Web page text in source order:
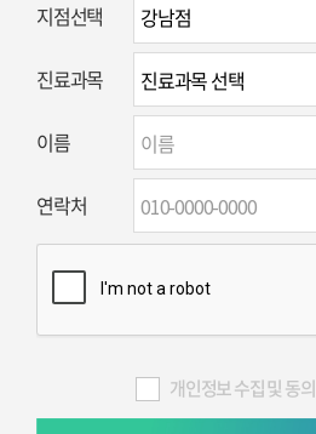
지점선택
진료과목
이름
연락처
개인정보 수집 및 동의